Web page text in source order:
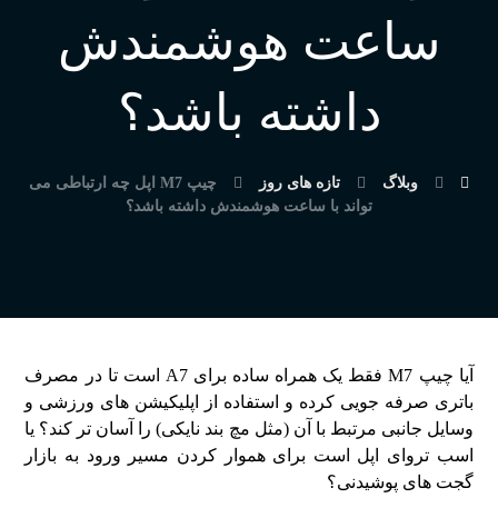
ساعت هوشمندش
داشته باشد؟
وبلاگ تازه های روز
چیپ M7 اپل چه ارتباطی می
تواند با ساعت هوشمندش داشته باشد؟
آیا چیپ M7 فقط یک همراه ساده برای A7 است تا در مصرف
باتری صرفه جویی کرده و استفاده از اپلیکیشن های ورزشی و
وسایل جانبی مرتبط با آن (مثل مچ بند نایکی) را آسان تر کند؟ یا
اسب تروای اپل است برای هموار کردن مسیر ورود به بازار
گجت های پوشیدنی؟